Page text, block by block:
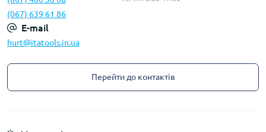
(067) 639 61 86
E-mail
hurt@itatools.in.ua
Перейти до контактів